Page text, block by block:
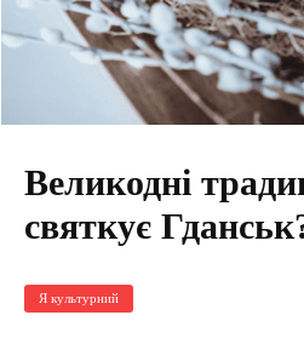
Великодні
святкує
Я культурний